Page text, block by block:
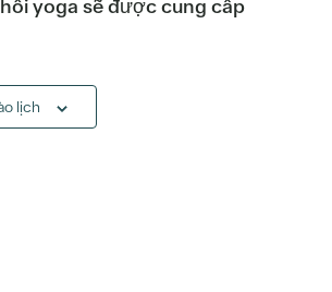
yoga sẽ được cung cấp
lịch